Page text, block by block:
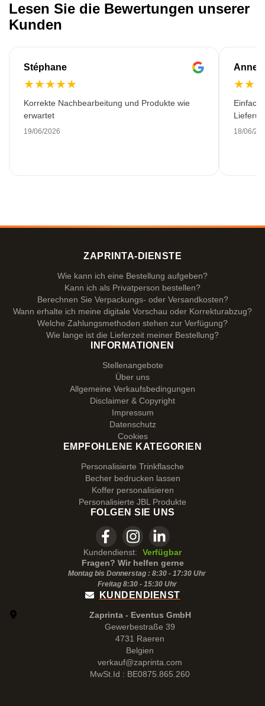
Lesen Sie die Bewertungen unserer
Kunden
Stéphane
★★★★★
Korrekte Nachbearbeitung und Produkte wie
erwartet
19/06/2026
Anne-
★★
18/06/
ZAPRINTA-DIENSTE
Wie kann ich eine Bestellung aufgeben?
Kann ich als Privatperson bestellen?
Berechnen Sie Verpackungs- oder Versandkosten?
Wann erhalte ich meine digitale Vorschau oder Korrekturabzug?
Welche Zahlungsmethoden stehen zur Verfügung?
Wie lange ist die Lieferzeit meiner Bestellung?
INFORMATIONEN
Stellenangebote
Über uns
Allgemeine Verkaufsbedingungen
Disclaimer & Copyright
Impressum
Datenschutz
Cookies
EMPFOHLENE KATEGORIEN
Personalisierte Trinkflasche
Becher bedrucken lassen
Koffer personalisieren
Personalisierte JBL Produkte
FOLGEN SIE UNS
Kundendienst:
Verfügbar
Fragen? Wir helfen gerne
Montag bis Donnerstag : 8:30 - 17:30 Uhr
Freitag 8:30 - 15:30Uhr
KUNDENDIENST
Zaprinta - Eventus GmbH
Gewerbestraße 39
4731 Raeren
Belgien
verkauf@zaprinta.com
MwSt.Id : BE0875.865.260